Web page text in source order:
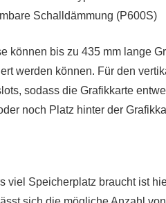
Schalldämmung (P600S)
können bis zu 435 mm lange
werden können. Für den
sodass die Grafikkarte
noch Platz hinter der
viel Speicherplatz braucht ist